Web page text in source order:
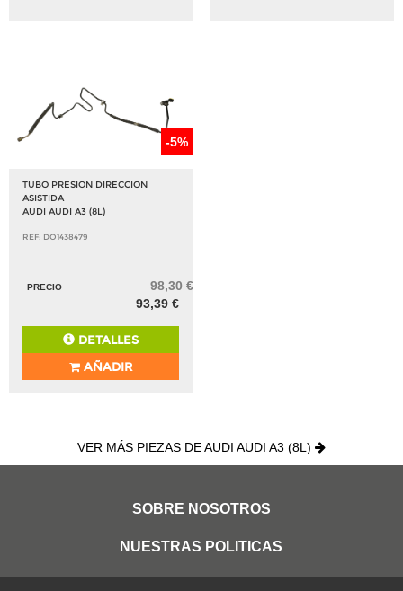
-5%
TUBO PRESION DIRECCION
ASISTIDA
AUDI AUDI A3 (8L)
REF: DO1438479
PRECIO
98,30 €
93,39 €
DETALLES
AÑADIR
VER MÁS PIEZAS DE AUDI AUDI A3 (8L)
SOBRE NOSOTROS
NUESTRAS POLITICAS